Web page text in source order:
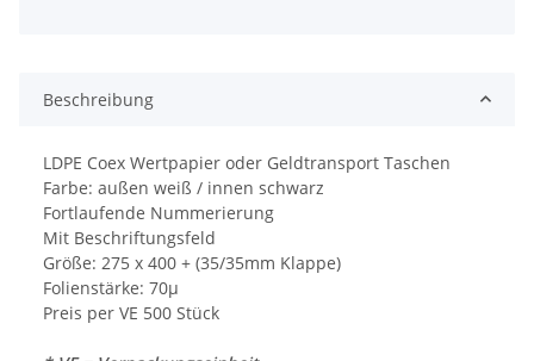
Beschreibung
LDPE Coex Wertpapier oder Geldtransport Taschen
Farbe: außen weiß / innen schwarz
Fortlaufende Nummerierung
Mit Beschriftungsfeld
Größe: 275 x 400 + (35/35mm Klappe)
Folienstärke: 70µ
Preis per VE 500 Stück